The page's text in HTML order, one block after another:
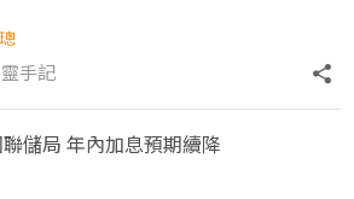
手記
儲局 年內加息預期續降